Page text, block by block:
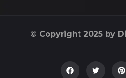
© Copyright 2025 by